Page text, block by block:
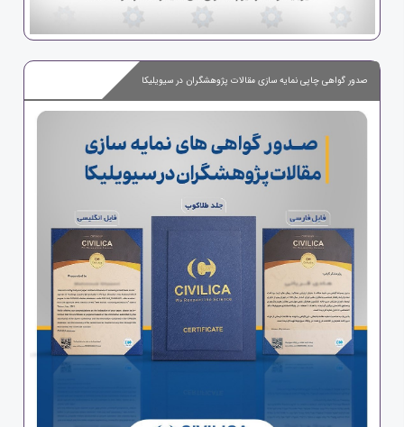
صدور گواهی چاپی نمایه سازی مقالات پژوهشگران در سیویلیکا